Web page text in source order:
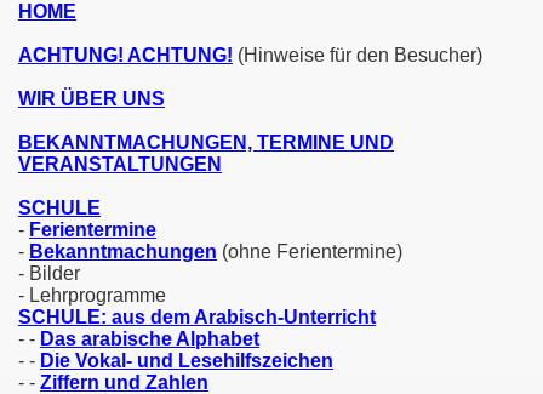
HOME
ACHTUNG! ACHTUNG! (Hinweise für den Besucher)
WIR ÜBER UNS
BEKANNTMACHUNGEN, TERMINE UND
VERANSTALTUNGEN
SCHULE
- Ferientermine
- Bekanntmachungen (ohne Ferientermine)
- Bilder
- Lehrprogramme
SCHULE: aus dem Arabisch-Unterricht
- - Das arabische Alphabet
- - Die Vokal- und Lesehilfszeichen
- - Ziffern und Zahlen